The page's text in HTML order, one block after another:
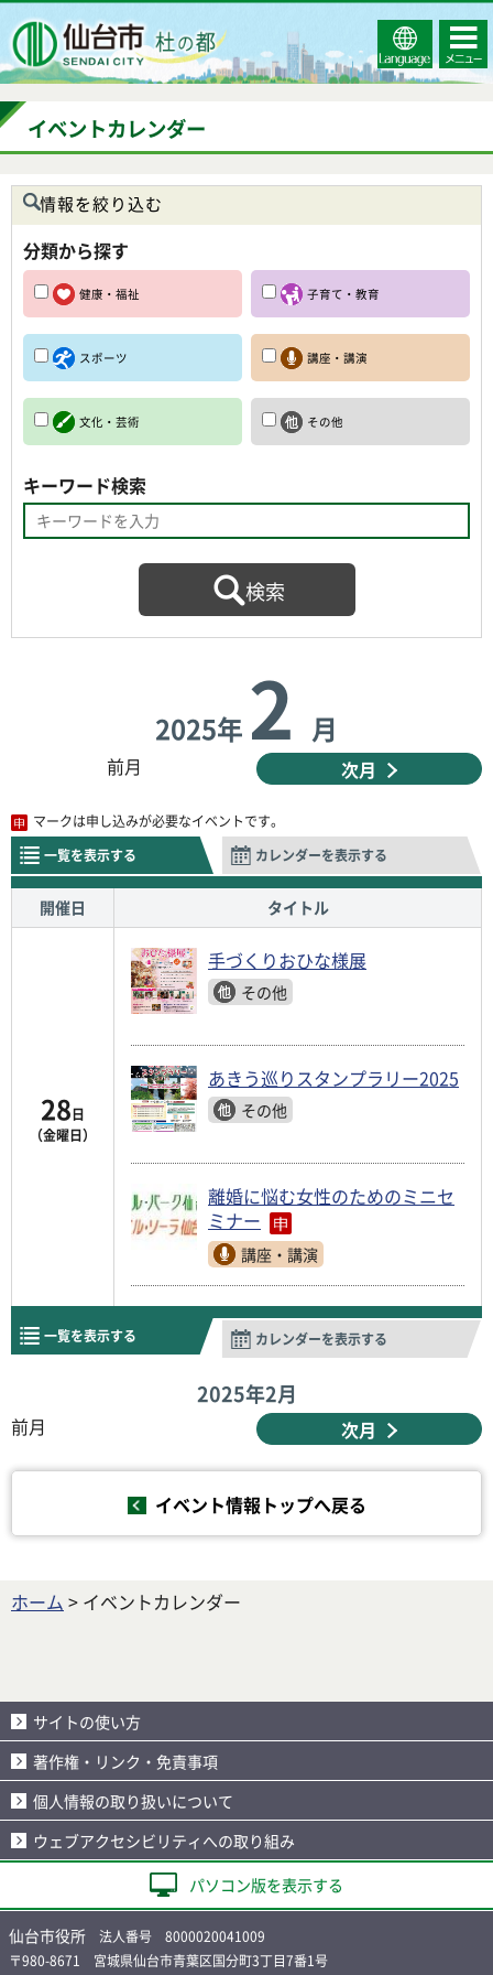
Select
Language
コンテ
ンツメ
ニュー
イベントカレンダー
情報を絞り込む
分類から探す
健康・福祉 子育て・教育
スポーツ 講座・講演
文化・芸術 その他
キーワード検索
2025年 2 月
前月 次月
マークは申し込みが必要なイベントです。
一覧を表示する
カレンダーを表示する
開催日 タイトル
28日
（金曜日）
手づくりおひな様展
その他
あきう巡りスタンプラリー2025
その他
離婚に悩む女性のためのミニセ
ミナー
講座・講演
一覧を表示する カレンダーを表示する
2025年2月
前月 次月
イベント情報トップへ戻る
ホーム > イベントカレンダー
サイトの使い方
著作権・リンク・免責事項
個人情報の取り扱いについて
ウェブアクセシビリティへの取り組み
パソコン版を表示する
仙台市役所 法人番号 8000020041009
〒980-8671 宮城県仙台市青葉区国分町3丁目7番1号